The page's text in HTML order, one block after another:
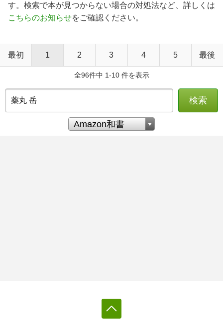
す。検索で本が見つからない場合の対処法など、詳しくは
こちらのお知らせをご確認ください。
最初 1 2 3 4 5 最後
全96件中 1-10 件を表示
検索